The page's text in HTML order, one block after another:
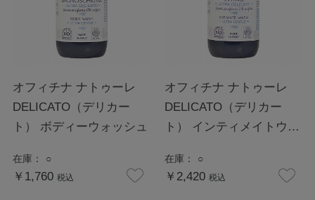
オフィチナ ナトゥーレ
DELICATO（デリカー
ト） ボディーウォッシュ
在庫： ○
￥1,760 税込
オフィチナ ナトゥーレ
DELICATO（デリカー
ト） インティメイトウォ
在庫： ○
￥2,420 税込